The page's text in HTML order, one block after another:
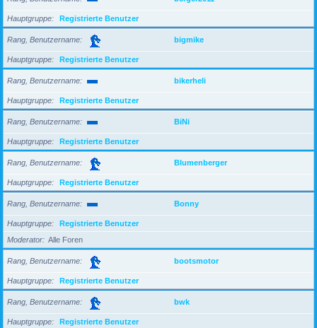
Hauptgruppe Registrierte Benutzer
Rang, Benutzername bigmike
Hauptgruppe Registrierte Benutzer
Rang, Benutzername bikerheli
Hauptgruppe Registrierte Benutzer
Rang, Benutzername BiNi
Hauptgruppe Registrierte Benutzer
Rang, Benutzername Blumenberger
Hauptgruppe Registrierte Benutzer
Rang, Benutzername Bonny
Hauptgruppe
Registrierte Benutzer
Moderator
Alle Foren
Rang, Benutzername bootsmotor
Hauptgruppe Registrierte Benutzer
Rang, Benutzername bwk
Hauptgruppe Registrierte Benutzer